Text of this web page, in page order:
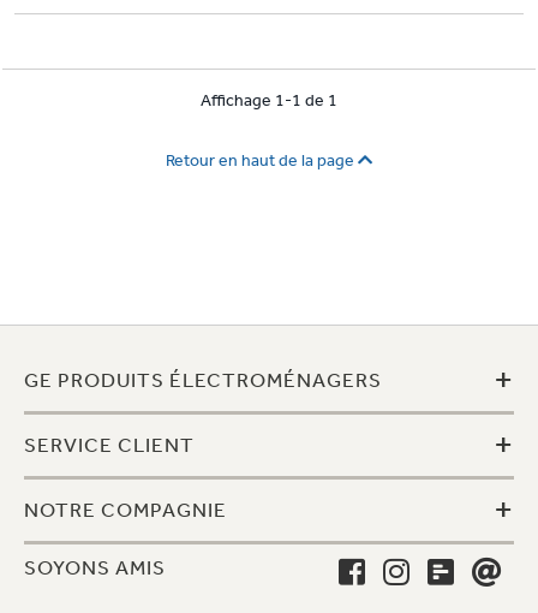
Affichage 1-1 de 1
Retour en haut de la page
GE PRODUITS ÉLECTROMÉNAGERS +
SERVICE CLIENT +
NOTRE COMPAGNIE +
SOYONS AMIS